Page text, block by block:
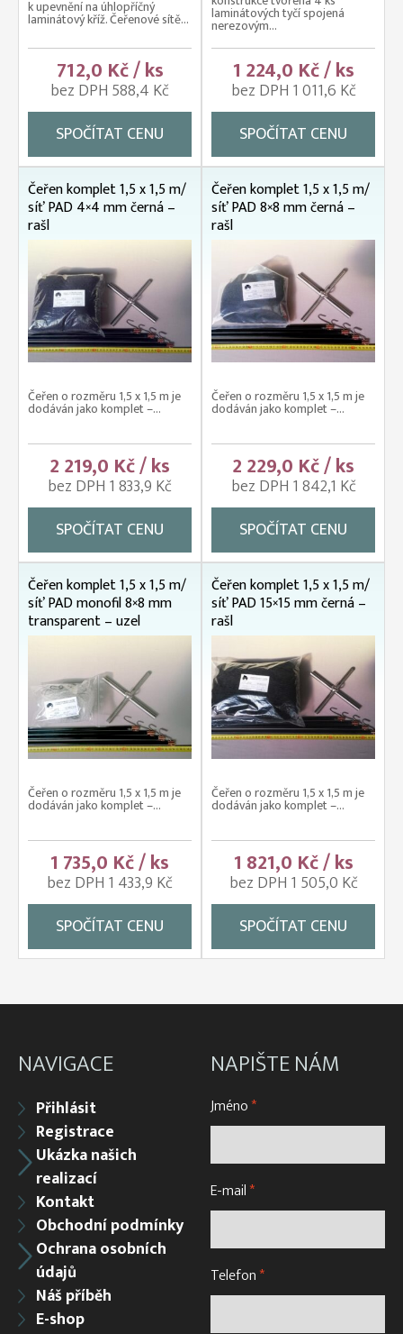
k upevnění na úhlopříčný
laminátový kříž. Čeřenové sítě...
712,0 Kč / ks
bez DPH 588,4 Kč
SPOČÍTAT CENU
laminátových tyčí spojená
nerezovým...
1 224,0 Kč / ks
bez DPH 1 011,6 Kč
SPOČÍTAT CENU
Čeřen komplet 1,5 x 1,5 m/
síť PAD 4×4 mm černá –
rašl
Čeřen o rozměru 1,5 x 1,5 m je
dodáván jako komplet –...
2 219,0 Kč / ks
bez DPH 1 833,9 Kč
SPOČÍTAT CENU
Čeřen komplet 1,5 x 1,5 m/
síť PAD 8×8 mm černá –
rašl
Čeřen o rozměru 1,5 x 1,5 m je
dodáván jako komplet –...
2 229,0 Kč / ks
bez DPH 1 842,1 Kč
SPOČÍTAT CENU
Čeřen komplet 1,5 x 1,5 m/
síť PAD monofil 8×8 mm
transparent – uzel
Čeřen o rozměru 1,5 x 1,5 m je
dodáván jako komplet –...
1 735,0 Kč / ks
bez DPH 1 433,9 Kč
SPOČÍTAT CENU
Čeřen komplet 1,5 x 1,5 m/
síť PAD 15×15 mm černá –
rašl
Čeřen o rozměru 1,5 x 1,5 m je
dodáván jako komplet –...
1 821,0 Kč / ks
bez DPH 1 505,0 Kč
SPOČÍTAT CENU
NAVIGACE
Přihlásit
Registrace
Ukázka našich
realizací
Kontakt
Obchodní podmínky
Ochrana osobních
údajů
Náš příběh
E-shop
NAPIŠTE NÁM
Jméno*
E-mail*
Telefon*